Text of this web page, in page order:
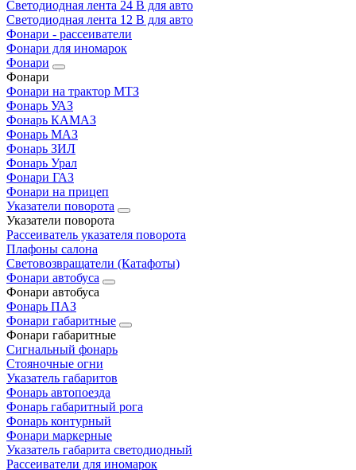
Светодиодная лента 24 В для авто
Светодиодная лента 12 В для авто
Фонари - рассеиватели
Фонари для иномарок
Фонари
Фонари
Фонари на трактор МТЗ
Фонарь УАЗ
Фонарь КАМАЗ
Фонарь МАЗ
Фонарь ЗИЛ
Фонарь Урал
Фонари ГАЗ
Фонари на прицеп
Указатели поворота
Указатели поворота
Рассеиватель указателя поворота
Плафоны салона
Световозвращатели (Катафоты)
Фонари автобуса
Фонари автобуса
Фонарь ПАЗ
Фонари габаритные
Фонари габаритные
Сигнальный фонарь
Стояночные огни
Указатель габаритов
Фонарь автопоезда
Фонарь габаритный рога
Фонарь контурный
Фонари маркерные
Указатель габарита светодиодный
Рассеиватели для иномарок